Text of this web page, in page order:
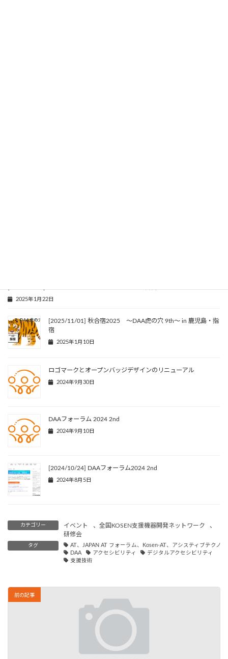
2025年1月22日
[2025/11/01] 秋合宿2025 〜DAA虎の穴 9th〜 in 鹿児島・指
宿
2025年1月10日
ロゴマークとオープンバッジデザインのリニューアル
2024年9月30日
DAAフォーラム 2024 2nd
2024年9月10日
[2024/10/24] DAAフォーラム2024 2nd
2024年8月5日
カテゴリー イベント 、 全国KOSEN支援機器開発ネットワーク
、
研修会
タグ
AT、JAPAN AT フォーラム、Kosen-AT、アシスティブテクノ
DAA
アクセシビリティ
デジタルアクセシビリティ
支援技術
前の記事